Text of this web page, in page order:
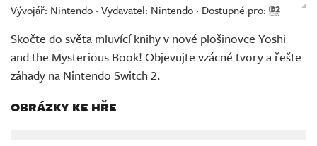
Redakce
Živě
Vývojář: Nintendo · Vydavatel: Nintendo · Dostupné pro:
Skočte do světa mluvící knihy v nové plošinovce Yoshi
and the Mysterious Book! Objevujte vzácné tvory a řešte
záhady na Nintendo Switch 2.
OBRÁZKY KE HŘE